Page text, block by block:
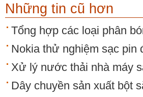
Những tin cũ hơn
Tổng hợp các loại phân
Nokia thử nghiệm sạc pin
Xử lý nước thải nhà máy
Dây chuyền sản xuất bột